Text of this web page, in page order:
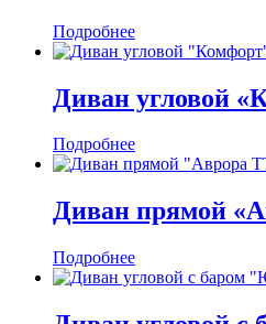
Подробнее
Диван угловой
Подробнее
Диван прямой
Подробнее